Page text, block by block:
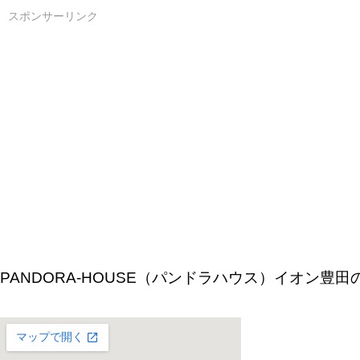
スポンサーリンク
PANDORA-HOUSE（パンドラハウス）イオン豊田